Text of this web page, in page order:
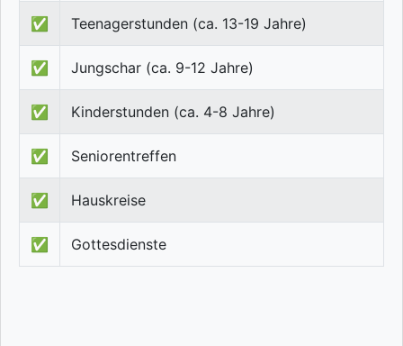
✅ Teenagerstunden (ca. 13-19 Jahre)
✅ Jungschar (ca. 9-12 Jahre)
✅ Kinderstunden (ca. 4-8 Jahre)
✅ Seniorentreffen
✅ Hauskreise
✅ Gottesdienste